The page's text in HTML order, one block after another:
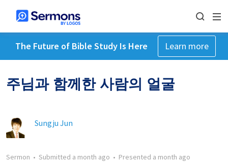
The Future of Bible Study Is Here Learn more
주님과 함께한 사람의 얼굴
Sungju Jun
Sermon • Submitted a month ago • Presented a month ago